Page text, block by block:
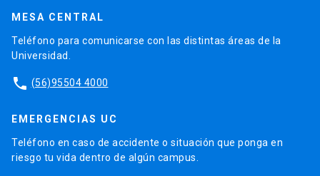
MESA CENTRAL
Teléfono para comunicarse con las distintas áreas de la
Universidad.
phone (56)95504 4000
EMERGENCIAS UC
Teléfono en caso de accidente o situación que ponga en
riesgo tu vida dentro de algún campus.